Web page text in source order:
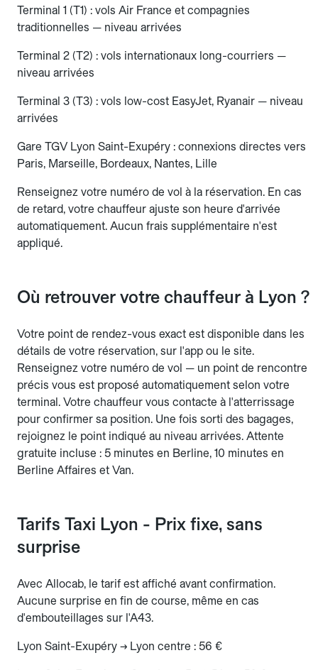
Terminal 1 (T1) : vols Air France et compagnies
traditionnelles — niveau arrivées
Terminal 2 (T2) : vols internationaux long-courriers —
niveau arrivées
Terminal 3 (T3) : vols low-cost EasyJet, Ryanair — niveau
arrivées
Gare TGV Lyon Saint-Exupéry : connexions directes vers
Paris, Marseille, Bordeaux, Nantes, Lille
Renseignez votre numéro de vol à la réservation. En cas
de retard, votre chauffeur ajuste son heure d'arrivée
automatiquement. Aucun frais supplémentaire n'est
appliqué.
Où retrouver votre chauffeur à Lyon ?
Votre point de rendez-vous exact est disponible dans les
détails de votre réservation, sur l'app ou le site.
Renseignez votre numéro de vol — un point de rencontre
précis vous est proposé automatiquement selon votre
terminal. Votre chauffeur vous contacte à l'atterrissage
pour confirmer sa position. Une fois sorti des bagages,
rejoignez le point indiqué au niveau arrivées. Attente
gratuite incluse : 5 minutes en Berline, 10 minutes en
Berline Affaires et Van.
Tarifs Taxi Lyon - Prix fixe, sans
surprise
Avec Allocab, le tarif est affiché avant confirmation.
Aucune surprise en fin de course, même en cas
d'embouteillages sur l'A43.
Lyon Saint-Exupéry → Lyon centre : 56 €